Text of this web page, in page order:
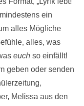
ein
alles Mögliche
alles, was
euch so einfällt!
geben oder senden
Melissa aus den